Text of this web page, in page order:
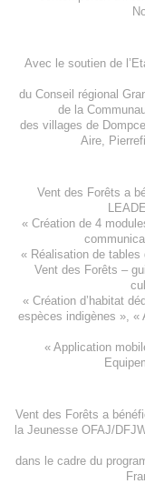
Avec le soutien de l’
du Conseil régional
de la
des villages de
Aire,
Vent des Forêts a
« Création de 4
« Réalisation de
Vent des Forêts –
« Création d’habitat
espèces indigènes », «
« Application
Vent des Forêts a
la Jeunesse OFAJ/
dans le cadre du